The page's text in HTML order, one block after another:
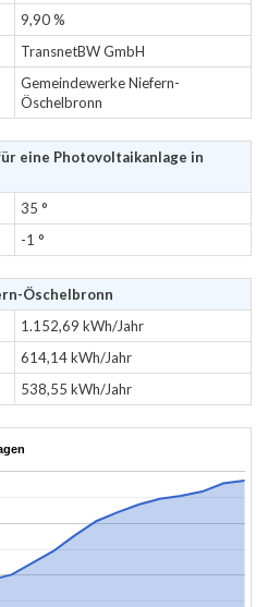
9,90 %
TransnetBW GmbH
Gemeindewerke Niefern-
Öschelbronn
eine Photovoltaikanlage in
35 °
-1 °
Öschelbronn
1.152,69 kWh/Jahr
614,14 kWh/Jahr
538,55 kWh/Jahr